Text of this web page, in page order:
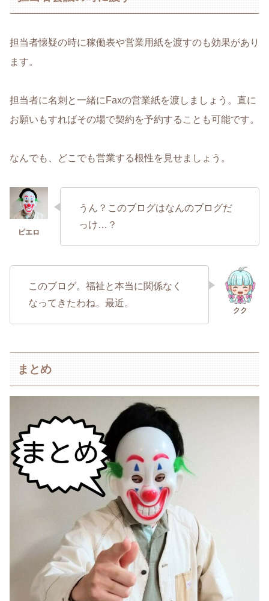
担当者懐疑の時に稼働表や営業用紙を渡すのも効果があり
ます。
担当者に名刺と一緒にFaxの営業紙を渡しましょう。直に
お願いもすればその場で契約を予約することも可能です。
なんでも、どこでも営業する根性を見せましょう。
うん？このブログはなんのブログだ
っけ…？
このブログ。福祉と本当に関係なく
なってきたわね。最近。
まとめ